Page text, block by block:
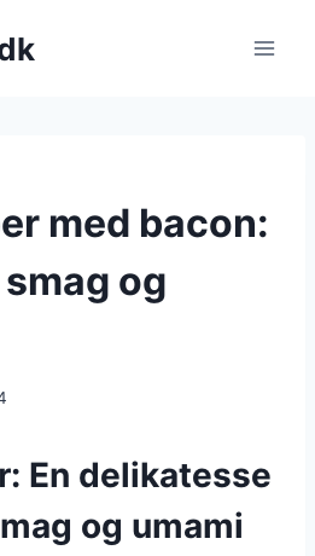
med bacon:
og
En delikatesse
og umami